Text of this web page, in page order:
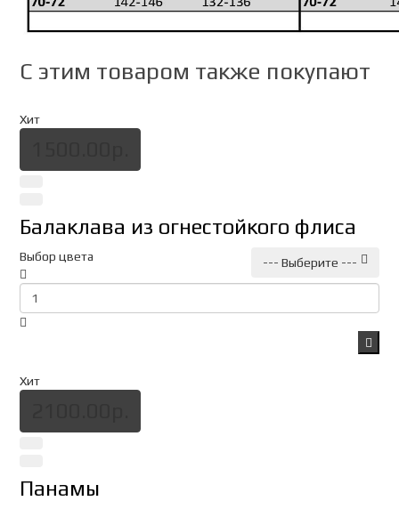
C этим товаром также покупают
Хит
Балаклава из огнестойкого флиса
Выбор цвета --- Выберите ---
Хит
Панамы